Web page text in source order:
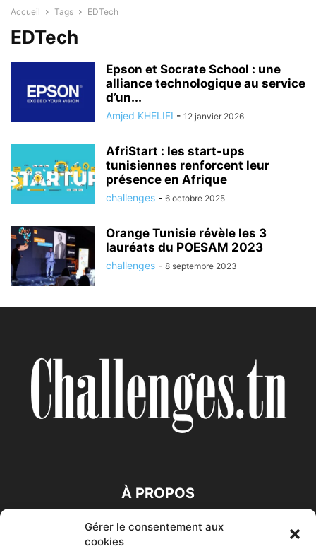
Gérer le consentement aux
cookies
Accueil Tags EDTech
EDTech
Epson et Socrate School : une
alliance technologique au service
d’un...
Amjed KHELIFI - 12 janvier 2026
AfriStart : les start-ups
tunisiennes renforcent leur
présence en Afrique
challenges - 6 octobre 2025
Orange Tunisie révèle les 3
lauréats du POESAM 2023
challenges - 8 septembre 2023
À PROPOS
SUIVEZ NOUS